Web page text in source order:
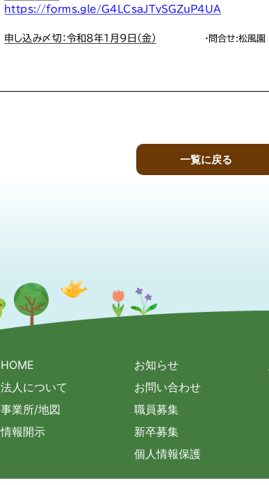
一覧に戻る
HOME
法人について
事業所/地図
情報開示
お知らせ
お問い合わせ
職員募集
新卒募集
個人情報保護